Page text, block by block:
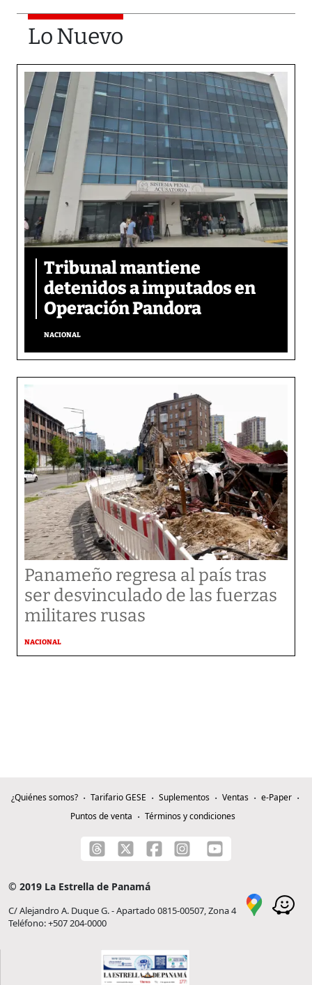
Lo Nuevo
Tribunal mantiene
detenidos a imputados en
Operación Pandora
NACIONAL
Panameño regresa al país tras
ser desvinculado de las fuerzas
militares rusas
NACIONAL
¿Quiénes somos? Tarifario GESE Suplementos Ventas
e-Paper
Puntos de venta
Términos y condiciones
© 2019 La Estrella de Panamá
C/ Alejandro A. Duque G. - Apartado 0815-00507, Zona 4
Teléfono: +507 204-0000